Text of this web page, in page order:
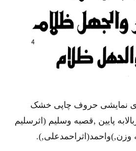
های نمایشی حروف چاپی خشک
پایین ,قصبه وسلیم (اثرسلیم